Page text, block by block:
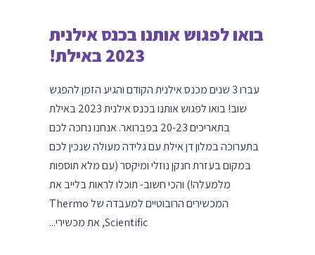
בואו לפגוש אותנו בכנס אילנית
2023 באילת!
עברו 3 שנים מכנס אילנית הקודם והגיע הזמן להפגש
שוב! בואו לפגוש אותנו בכנס אילנית 2023 באילת
בתאריכים 20-23 בפברואר. אנחנו נחכה לכם
בתערוכה במלון דן אילת עם גלידה מעולה שנכין לכם
במקום בעזרת חנקן נוזלי ומיקסר (עם מלא תוספות
מלמעלה!) והכי חשוב- תוכלו לראות בלייב את
המכשירים הרובוטיים למעבדה של Thermo
Scientific, את מכשירי...